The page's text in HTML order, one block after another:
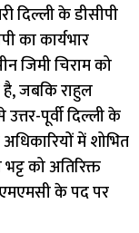
दिल्ली के डीसीपी
का कार्यभार
जिमी चिराम को
है, जबकि राहुल
पूर्वी दिल्ली के
में शोभित
को अतिरिक्त
के पद पर